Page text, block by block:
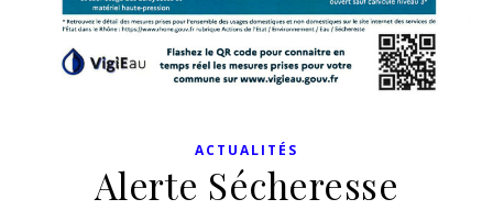
ACTUALITÉS
Alerte Sécheresse